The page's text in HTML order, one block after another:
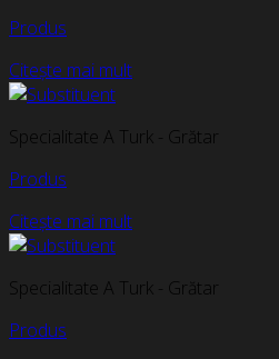
Produs
Citește mai mult
Specialitate A Turk - Grătar
Produs
Citește mai mult
Specialitate A Turk - Grătar
Produs